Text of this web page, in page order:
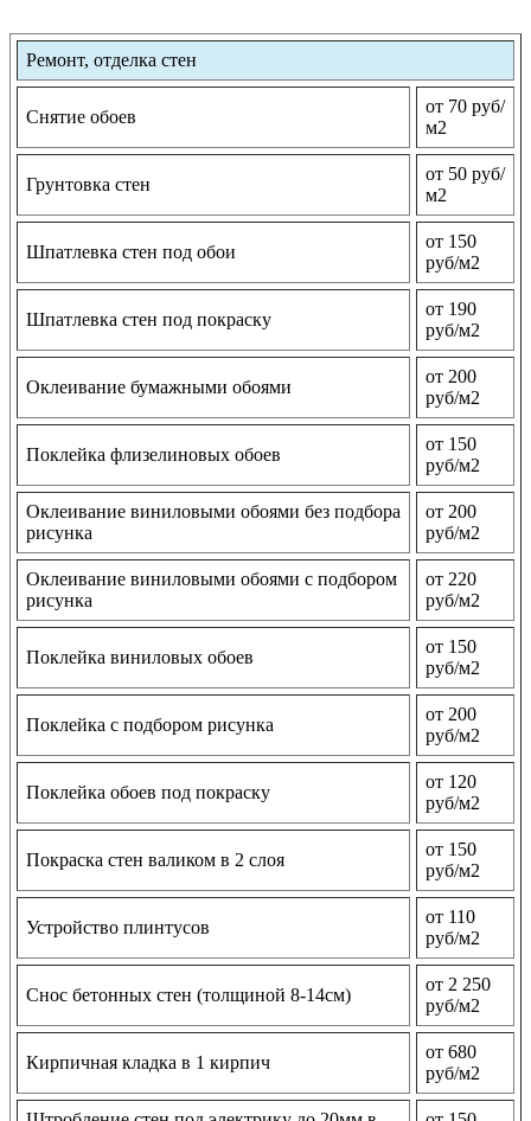
Ремонт, отделка стен
Снятие обоев
от 70 руб/
м2
Грунтовка стен
от 50 руб/
м2
Шпатлевка стен под обои
от 150
руб/м2
Шпатлевка стен под покраску
от 190
руб/м2
Оклеивание бумажными обоями
от 200
руб/м2
Поклейка флизелиновых обоев
от 150
руб/м2
Оклеивание виниловыми обоями без подбора
рисунка
от 200
руб/м2
Оклеивание виниловыми обоями с подбором
рисунка
от 220
руб/м2
Поклейка виниловых обоев
от 150
руб/м2
Поклейка с подбором рисунка
от 200
руб/м2
Поклейка обоев под покраску
от 120
руб/м2
Покраска стен валиком в 2 слоя
от 150
руб/м2
Устройство плинтусов
от 110
руб/м2
Снос бетонных стен (толщиной 8-14см)
от 2 250
руб/м2
Кирпичная кладка в 1 кирпич
от 680
руб/м2